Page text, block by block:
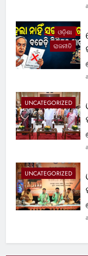
ଓଡ଼ିଶା
ରାଜନୀତି
UNCATEGORIZED
UNCATEGORIZED